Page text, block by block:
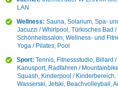
LAN
Wellness: Sauna, Solarium, Spa-
Jacuzzi / Whirlpool, Türkisches Bad
Schönheitssalon, Wellness- und
Yoga / Pilates, Pool
Sport: Tennis, Fitnessstudio, Billard /
Kanusport, Radfahren /
Squash, Kinderpool / Kinderbereich,
Wasserski, Jetski, Beachvolleyball,